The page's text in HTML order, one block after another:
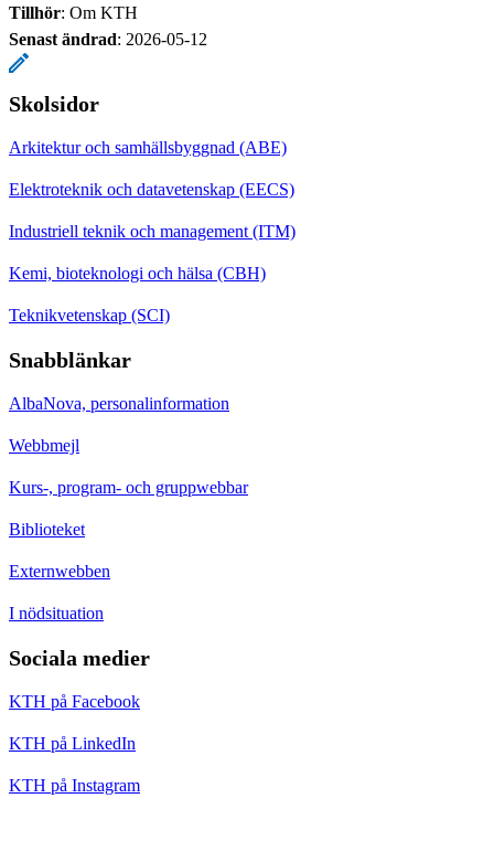
Tillhör: Om KTH
Senast ändrad: 2026-05-12
Skolsidor
Arkitektur och samhällsbyggnad (ABE)
Elektroteknik och datavetenskap (EECS)
Industriell teknik och management (ITM)
Kemi, bioteknologi och hälsa (CBH)
Teknikvetenskap (SCI)
Snabblänkar
AlbaNova, personalinformation
Webbmejl
Kurs-, program- och gruppwebbar
Biblioteket
Externwebben
I nödsituation
Sociala medier
KTH på Facebook
KTH på LinkedIn
KTH på Instagram